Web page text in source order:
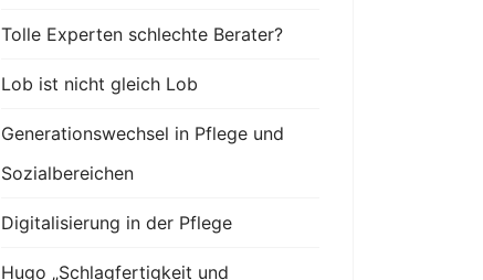
Tolle Experten schlechte Berater?
Lob ist nicht gleich Lob
Generationswechsel in Pflege und
Sozialbereichen
Digitalisierung in der Pflege
Hugo „Schlagfertigkeit und